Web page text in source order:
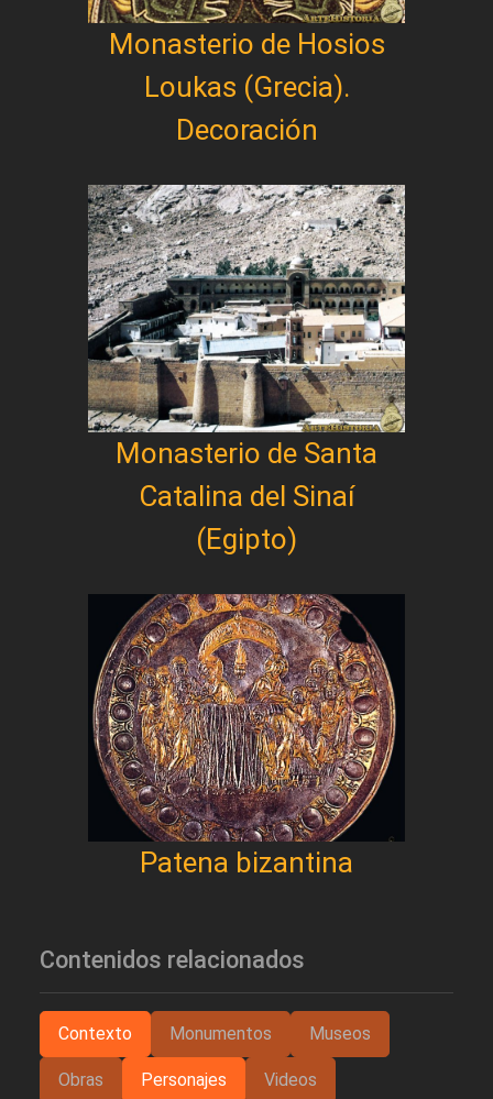
Monasterio de Hosios
Loukas (Grecia).
Decoración
Monasterio de Santa
Catalina del Sinaí
(Egipto)
Patena bizantina
Contenidos relacionados
Contexto Monumentos Museos
Obras Personajes Videos